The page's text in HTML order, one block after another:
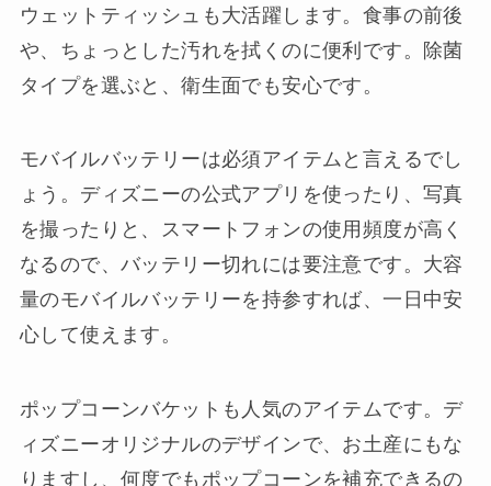
ウェットティッシュも大活躍します。食事の前後
や、ちょっとした汚れを拭くのに便利です。除菌
タイプを選ぶと、衛生面でも安心です。
モバイルバッテリーは必須アイテムと言えるでし
ょう。ディズニーの公式アプリを使ったり、写真
を撮ったりと、スマートフォンの使用頻度が高く
なるので、バッテリー切れには要注意です。大容
量のモバイルバッテリーを持参すれば、一日中安
心して使えます。
ポップコーンバケットも人気のアイテムです。デ
ィズニーオリジナルのデザインで、お土産にもな
りますし、何度でもポップコーンを補充できるの